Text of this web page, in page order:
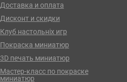
Доставка и оплата
Дисконт и скидки
Клуб настольніх игр
Покраска миниатюр
3D печать миниатюр
Мастер-класс по покраске
миниатюр